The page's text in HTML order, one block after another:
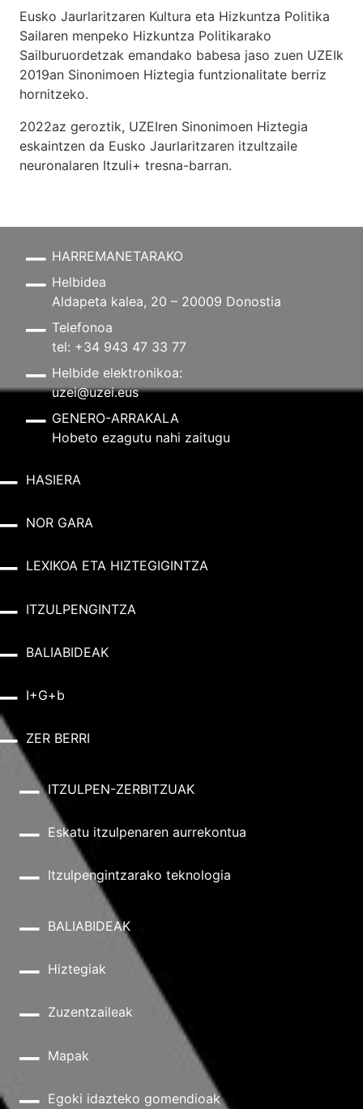
Eusko Jaurlaritzaren Kultura eta Hizkuntza Politika
Sailaren menpeko Hizkuntza Politikarako
Sailburuordetzak emandako babesa jaso zuen UZEIk
2019an Sinonimoen Hiztegia funtzionalitate berriz
hornitzeko.
2022az geroztik, UZEIren Sinonimoen Hiztegia
eskaintzen da Eusko Jaurlaritzaren itzultzaile
neuronalaren Itzuli+ tresna-barran.
HARREMANETARAKO
Helbidea
Aldapeta kalea, 20 – 20009 Donostia
Telefonoa
tel: +34 943 47 33 77
Helbide elektronikoa:
uzei@uzei.eus
GENERO-ARRAKALA
Hobeto ezagutu nahi zaitugu
HASIERA
NOR GARA
LEXIKOA ETA HIZTEGIGINTZA
ITZULPENGINTZA
BALIABIDEAK
I+G+b
ZER BERRI
ITZULPEN-ZERBITZUAK
Eskatu itzulpenaren aurrekontua
Itzulpengintzarako teknologia
BALIABIDEAK
Hiztegiak
Zuzentzaileak
Mapak
Egoki idazteko gomendioak